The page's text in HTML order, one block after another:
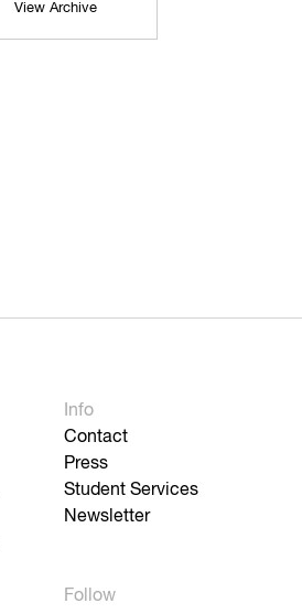
View Archive
Info
Contact
Press
Student Services
Newsletter
Follow